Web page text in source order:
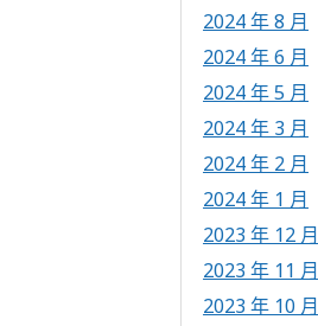
2024 年 8 月
2024 年 6 月
2024 年 5 月
2024 年 3 月
2024 年 2 月
2024 年 1 月
2023 年 12 月
2023 年 11 月
2023 年 10 月